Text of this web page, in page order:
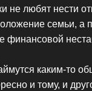
не любят нести
семьи, а
финансовой
каким-то
и тому, и